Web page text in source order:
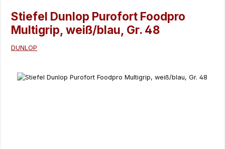
Stiefel Dunlop Purofort Foodpro
Multigrip, weiß/blau, Gr. 48
DUNLOP
Bildergalerie überspringen